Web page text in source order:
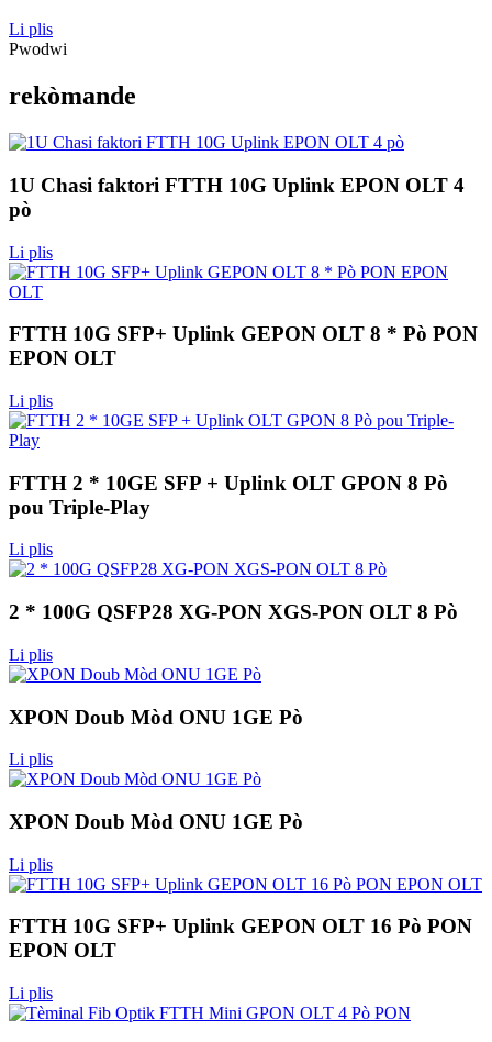
Li plis
Pwodwi
rekòmande
1U Chasi faktori FTTH 10G Uplink EPON OLT 4
pò
Li plis
FTTH 10G SFP+ Uplink GEPON OLT 8 * Pò PON
EPON OLT
Li plis
FTTH 2 * 10GE SFP + Uplink OLT GPON 8 Pò
pou Triple-Play
Li plis
2 * 100G QSFP28 XG-PON XGS-PON OLT 8 Pò
Li plis
XPON Doub Mòd ONU 1GE Pò
Li plis
XPON Doub Mòd ONU 1GE Pò
Li plis
FTTH 10G SFP+ Uplink GEPON OLT 16 Pò PON
EPON OLT
Li plis